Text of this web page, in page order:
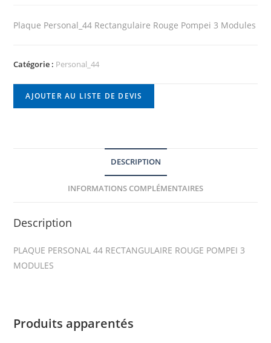
Plaque Personal_44 Rectangulaire Rouge Pompei 3 Modules
Catégorie : Personal_44
AJOUTER AU LISTE DE DEVIS
DESCRIPTION
INFORMATIONS COMPLÉMENTAIRES
Description
PLAQUE PERSONAL 44 RECTANGULAIRE ROUGE POMPEI 3
MODULES
Produits apparentés